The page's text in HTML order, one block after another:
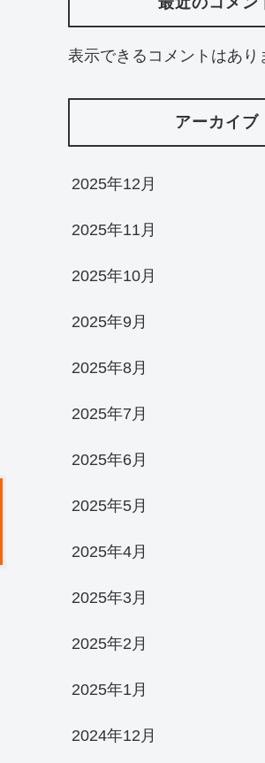
表示できるコメントはあり
アーカイブ
2025年12月
2025年11月
2025年10月
2025年9月
2025年8月
2025年7月
2025年6月
2025年5月
2025年4月
2025年3月
2025年2月
2025年1月
2024年12月